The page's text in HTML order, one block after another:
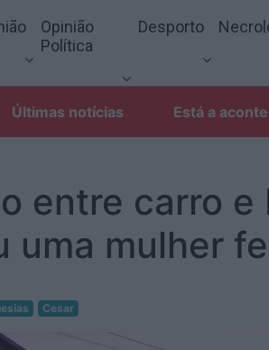
Opinião
Política
Desporto
Últimas notícias Está a
entre carro
uma mulher
Cesar